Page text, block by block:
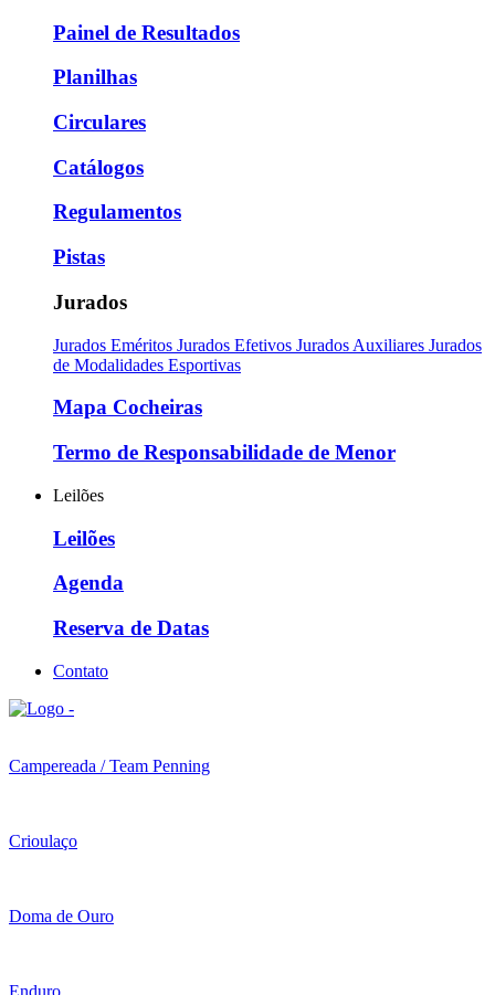
Painel de Resultados
Planilhas
Circulares
Catálogos
Regulamentos
Pistas
Jurados
Jurados Eméritos Jurados Efetivos Jurados Auxiliares Jurados
de Modalidades Esportivas
Mapa Cocheiras
Termo de Responsabilidade de Menor
Leilões
Leilões
Agenda
Reserva de Datas
Contato
Campereada / Team Penning
Crioulaço
Doma de Ouro
Enduro